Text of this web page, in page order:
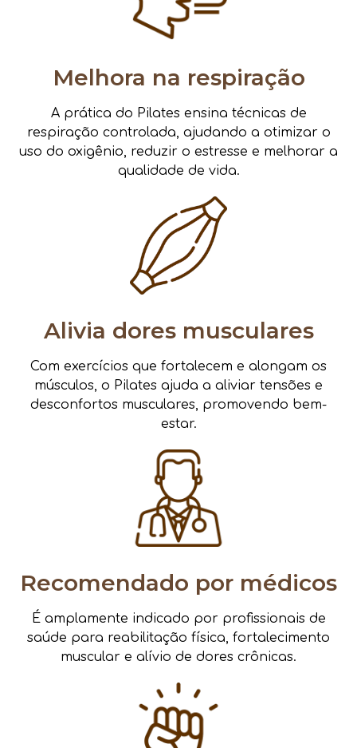
Melhora na respiração
A prática do Pilates ensina técnicas de
respiração controlada, ajudando a otimizar o
uso do oxigênio, reduzir o estresse e melhorar a
qualidade de vida.
Alivia dores musculares
Com exercícios que fortalecem e alongam os
músculos, o Pilates ajuda a aliviar tensões e
desconfortos musculares, promovendo bem-
estar.
Recomendado por médicos
É amplamente indicado por profissionais de
saúde para reabilitação física, fortalecimento
muscular e alívio de dores crônicas.